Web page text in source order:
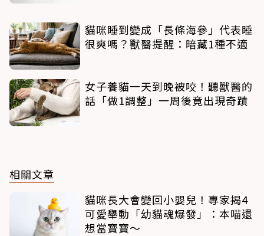
貓咪睡到變成「長條海參」代表睡
很爽嗎？獸醫提醒：暗藏1種不適
女子養貓一天到晚被咬！聽獸醫的
話「做1調整」一周後竟出現奇蹟
相關文章
貓咪長大會變回小嬰兒！專家揭4
可愛舉動「幼貓魂爆發」：本喵還
想當寶寶～